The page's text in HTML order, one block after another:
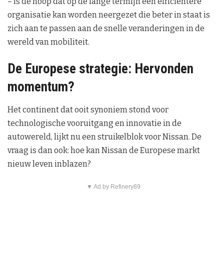
organisatie kan worden neergezet die beter in staat is
zich aan te passen aan de snelle veranderingen in de
wereld van mobiliteit.
De Europese strategie: Hervonden
momentum?
Het continent dat ooit synoniem stond voor
technologische vooruitgang en innovatie in de
autowereld, lijkt nu een struikelblok voor Nissan. De
vraag is dan ook: hoe kan Nissan de Europese markt
nieuw leven inblazen?
▼ Ad by Refinery89